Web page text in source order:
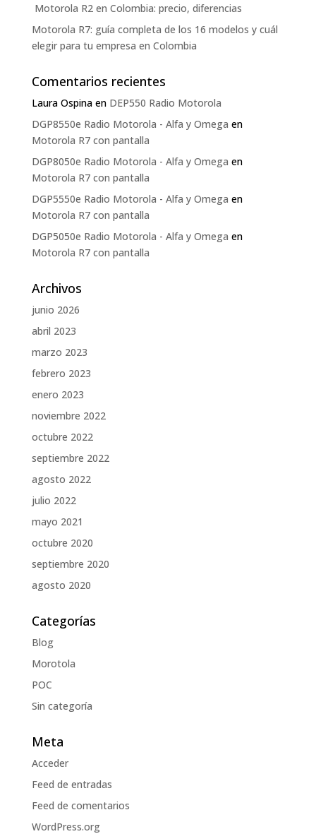
Motorola R2 en Colombia: precio, diferencias
Motorola R7: guía completa de los 16 modelos y cuál
elegir para tu empresa en Colombia
Comentarios recientes
Laura Ospinaen DEP550 Radio Motorola
DGP8550e Radio Motorola - Alfa y Omega en
Motorola R7 con pantalla
DGP8050e Radio Motorola - Alfa y Omega en
Motorola R7 con pantalla
DGP5550e Radio Motorola - Alfa y Omega en
Motorola R7 con pantalla
DGP5050e Radio Motorola - Alfa y Omega en
Motorola R7 con pantalla
Archivos
junio 2026
abril 2023
marzo 2023
febrero 2023
enero 2023
noviembre 2022
octubre 2022
septiembre 2022
agosto 2022
julio 2022
mayo 2021
octubre 2020
septiembre 2020
agosto 2020
Categorías
Blog
Morotola
POC
Sin categoría
Meta
Acceder
Feed de entradas
Feed de comentarios
WordPress.org